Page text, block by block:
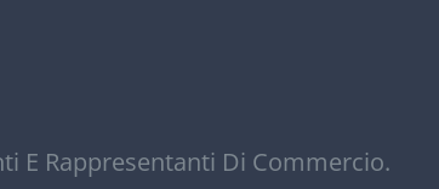
E Rappresentanti Di Commercio.